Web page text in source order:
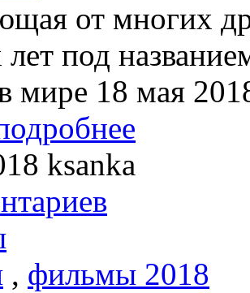
от многих
лет под
мире 18 мая
ksanka
, фильмы 2018